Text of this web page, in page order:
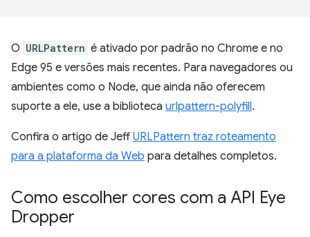
O URLPattern é ativado por padrão no Chrome e no
Edge 95 e versões mais recentes. Para navegadores ou
ambientes como o Node, que ainda não oferecem
suporte a ele, use a biblioteca urlpattern-polyfill.
Confira o artigo de Jeff URLPattern traz roteamento
para a plataforma da Web para detalhes completos.
Como escolher cores com a API Eye
Dropper